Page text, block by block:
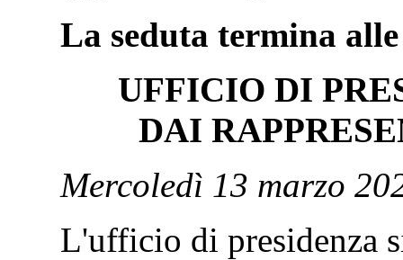
La seduta termina
UFFICIO DI
DAI
Mercoledì 13 marzo
L'ufficio di presidenza